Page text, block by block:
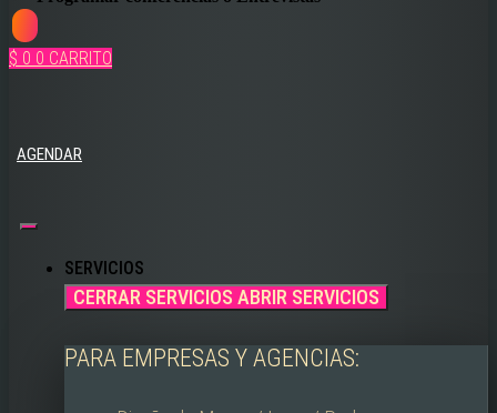
$ 0 0 CARRITO
AGENDAR
SERVICIOS
CERRAR SERVICIOS ABRIR SERVICIOS
PARA EMPRESAS Y AGENCIAS: